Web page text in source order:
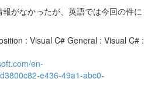
がなかったが、英語では今回の件に
: Visual C# General : Visual C# :
en-
e436-49a1-abc0-